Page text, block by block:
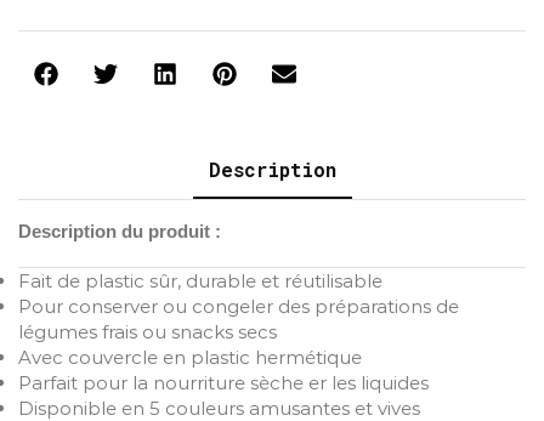
Description
Description du produit :
Fait de plastic sûr, durable et réutilisable
Pour conserver ou congeler des préparations de
légumes frais ou snacks secs
Avec couvercle en plastic hermétique
Parfait pour la nourriture sèche er les liquides
Disponible en 5 couleurs amusantes et vives